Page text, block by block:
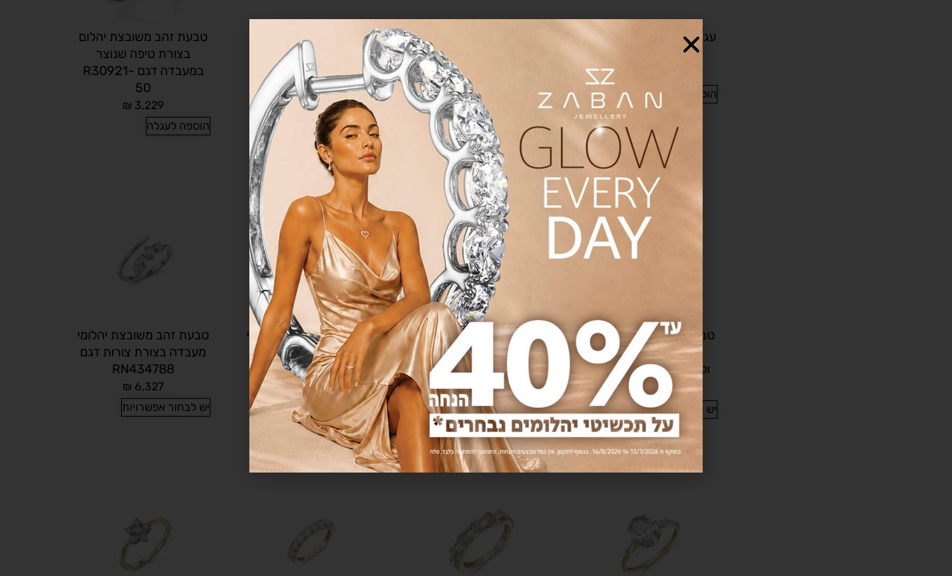
עגילי יהלום שנוצרו מעבדה
דגם HP404006
₪
הוספה לעגלה
בשיבוץ יהלומים שנוצרו
₪2,550
הוספה לעגלה
בשיבוץ יהלומים שנוצרו
מעבדה דגם EDSOL100
₪5,102
הוספה לעגלה
טבעת זהב משובצת יהלום
בצורת טיפה שנוצר
במעבדה דגם R30921-
50
₪ 3,229
הוספה לעגלה
טבעת זהב משובצת יהלום
מעבדה בצורת בגטים
וטיפות דגם RN434819
₪ 7,025
₪3,490
יש לבחור אפשרויות
טבעת זהב משובצת יהלום
מעבדה בצורת טיפה דגם
RN434825
3,369
₪1,790
יש לבחור אפשרויות
טבעת זהב משובצת יהלומי
מעבדה בצורת מרקיזות
דגם RN434832
₪5,525
יש לבחור אפשרויות
טבעת זהב משובצת יהלומי
מעבדה בצורת צורות דגם
RN434788
₪ 6,327
יש לבחור אפשרויות